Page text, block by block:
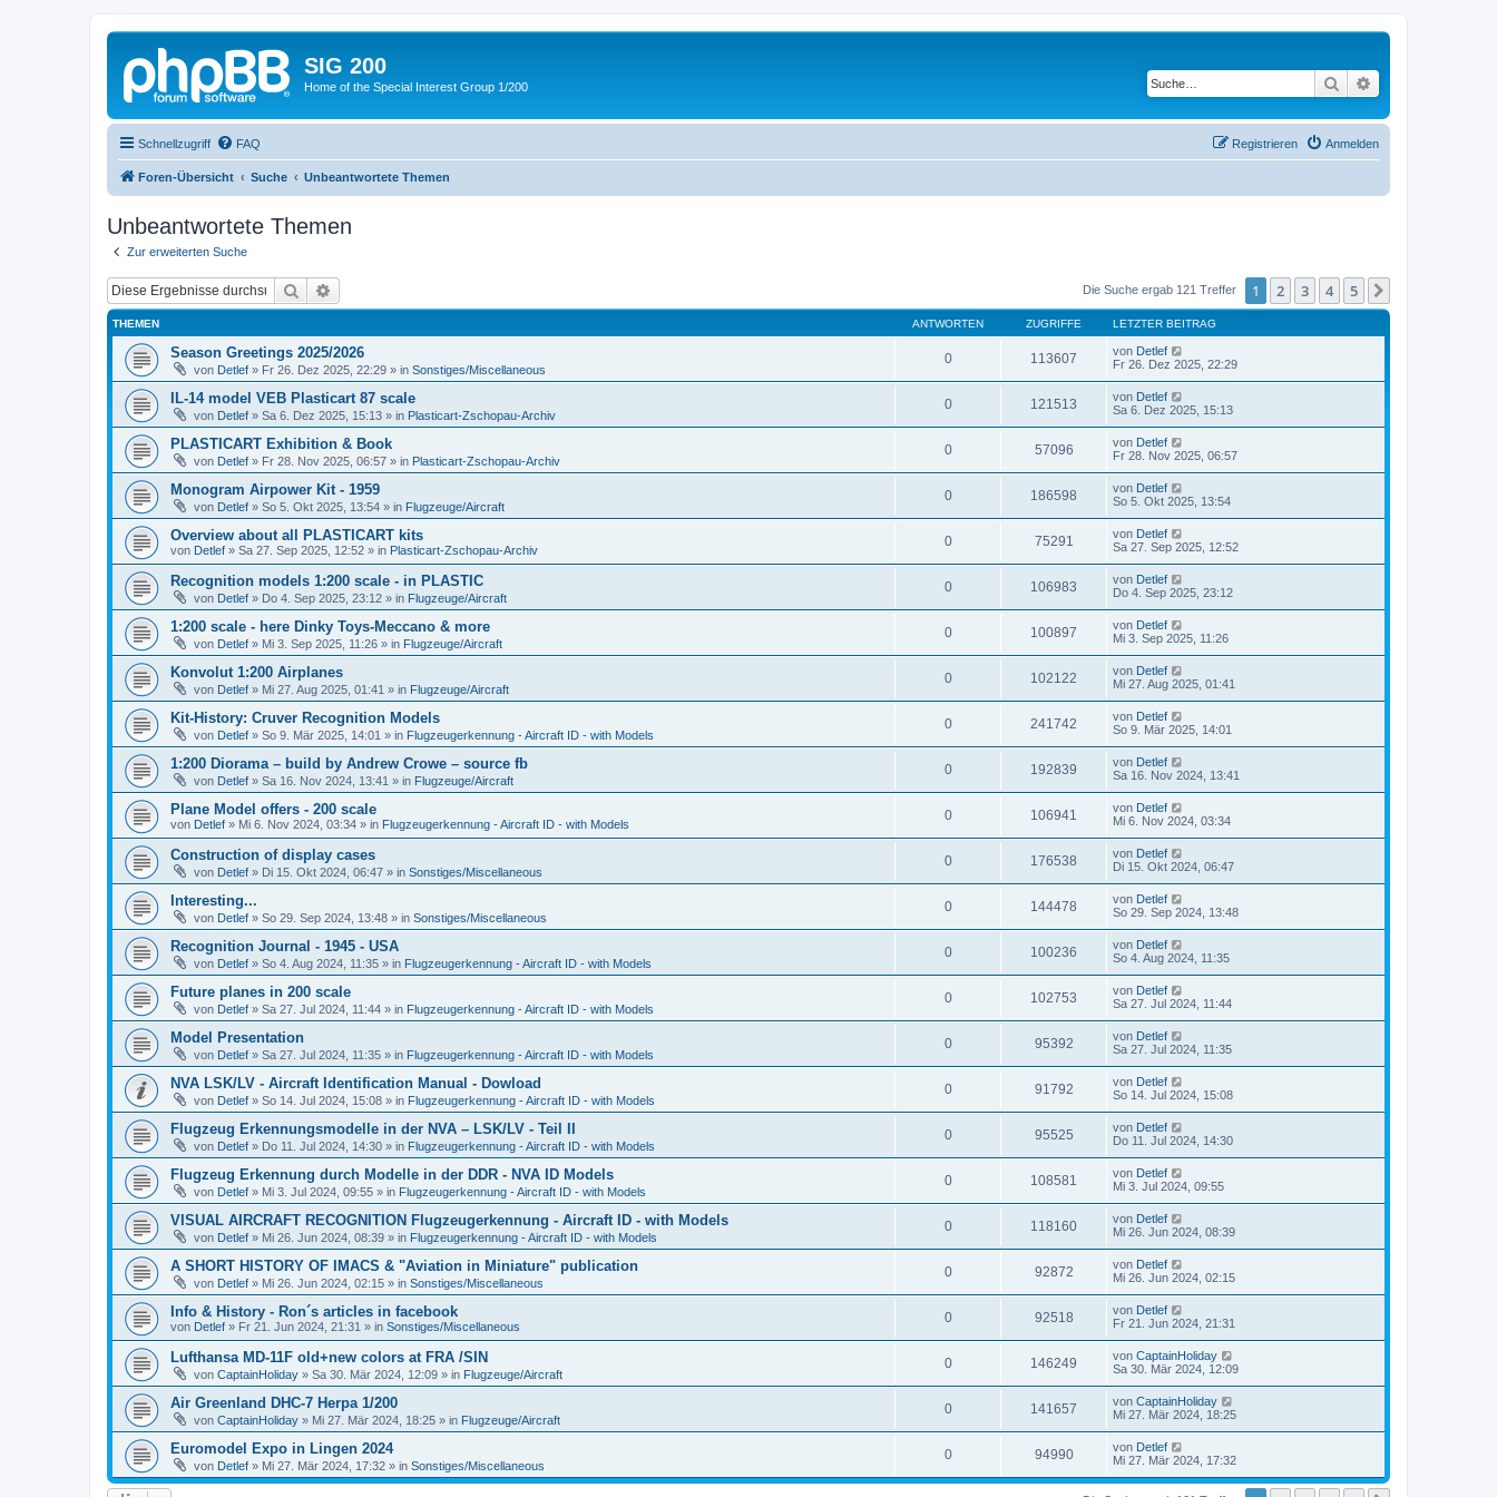
SIG 200
Home of the Special Interest Group 1/200 Suche
Schnellzugriff FAQ Anmelden
Registrieren
Foren-Übersicht Suche Unbeantwortete Themen
Unbeantwortete Themen
Zur erweiterten Suche
Suche Die Suche ergab 121 Treffer 1 2 3 4 5
THEMEN ANTWORTEN ZUGRIFFE LETZTER BEITRAG
Season Greetings 2025/2026
von Detlef » Fr 26. Dez 2025, 22:29 » in Sonstiges/Miscellaneous
0 113607 von Detlef
Fr 26. Dez 2025, 22:29
IL-14 model VEB Plasticart 87 scale
von Detlef » Sa 6. Dez 2025, 15:13 » in Plasticart-Zschopau-Archiv
0 121513 von Detlef
Sa 6. Dez 2025, 15:13
PLASTICART Exhibition & Book
von Detlef » Fr 28. Nov 2025, 06:57 » in Plasticart-Zschopau-Archiv
0 57096 von Detlef
Fr 28. Nov 2025, 06:57
Monogram Airpower Kit - 1959
von Detlef » So 5. Okt 2025, 13:54 » in Flugzeuge/Aircraft
0 186598 von Detlef
So 5. Okt 2025, 13:54
Overview about all PLASTICART kits
von Detlef » Sa 27. Sep 2025, 12:52 » in Plasticart-Zschopau-Archiv
0 75291 von Detlef
Sa 27. Sep 2025, 12:52
Recognition models 1:200 scale - in PLASTIC
von Detlef » Do 4. Sep 2025, 23:12 » in Flugzeuge/Aircraft
0 106983 von Detlef
Do 4. Sep 2025, 23:12
1:200 scale - here Dinky Toys-Meccano & more
von Detlef » Mi 3. Sep 2025, 11:26 » in Flugzeuge/Aircraft
0 100897 von Detlef
Mi 3. Sep 2025, 11:26
Konvolut 1:200 Airplanes
von Detlef » Mi 27. Aug 2025, 01:41 » in Flugzeuge/Aircraft
0 102122 von Detlef
Mi 27. Aug 2025, 01:41
Kit-History: Cruver Recognition Models
von Detlef » So 9. Mär 2025, 14:01 » in Flugzeugerkennung - Aircraft ID - with Models
0 241742 von Detlef
So 9. Mär 2025, 14:01
1:200 Diorama – build by Andrew Crowe – source fb
von Detlef » Sa 16. Nov 2024, 13:41 » in Flugzeuge/Aircraft
0 192839 von Detlef
Sa 16. Nov 2024, 13:41
Plane Model offers - 200 scale
von Detlef » Mi 6. Nov 2024, 03:34 » in Flugzeugerkennung - Aircraft ID - with Models
0 106941 von Detlef
Mi 6. Nov 2024, 03:34
Construction of display cases
von Detlef » Di 15. Okt 2024, 06:47 » in Sonstiges/Miscellaneous
0 176538 von Detlef
Di 15. Okt 2024, 06:47
Interesting...
von Detlef » So 29. Sep 2024, 13:48 » in Sonstiges/Miscellaneous
0 144478 von Detlef
So 29. Sep 2024, 13:48
Recognition Journal - 1945 - USA
von Detlef » So 4. Aug 2024, 11:35 » in Flugzeugerkennung - Aircraft ID - with Models
0 100236 von Detlef
So 4. Aug 2024, 11:35
Future planes in 200 scale
von Detlef » Sa 27. Jul 2024, 11:44 » in Flugzeugerkennung - Aircraft ID - with Models
0 102753 von Detlef
Sa 27. Jul 2024, 11:44
Model Presentation
von Detlef » Sa 27. Jul 2024, 11:35 » in Flugzeugerkennung - Aircraft ID - with Models
0 95392 von Detlef
Sa 27. Jul 2024, 11:35
NVA LSK/LV - Aircraft Identification Manual - Dowload
von Detlef » So 14. Jul 2024, 15:08 » in Flugzeugerkennung - Aircraft ID - with Models
0 91792 von Detlef
So 14. Jul 2024, 15:08
Flugzeug Erkennungsmodelle in der NVA – LSK/LV - Teil II
von Detlef » Do 11. Jul 2024, 14:30 » in Flugzeugerkennung - Aircraft ID - with Models
0 95525 von Detlef
Do 11. Jul 2024, 14:30
Flugzeug Erkennung durch Modelle in der DDR - NVA ID Models
von Detlef » Mi 3. Jul 2024, 09:55 » in Flugzeugerkennung - Aircraft ID - with Models
0 108581 von Detlef
Mi 3. Jul 2024, 09:55
VISUAL AIRCRAFT RECOGNITION Flugzeugerkennung - Aircraft ID - with Models
von Detlef » Mi 26. Jun 2024, 08:39 » in Flugzeugerkennung - Aircraft ID - with Models
0 118160 von Detlef
Mi 26. Jun 2024, 08:39
A SHORT HISTORY OF IMACS & "Aviation in Miniature" publication
von Detlef » Mi 26. Jun 2024, 02:15 » in Sonstiges/Miscellaneous
0 92872 von Detlef
Mi 26. Jun 2024, 02:15
Info & History - Ron´s articles in facebook
von Detlef » Fr 21. Jun 2024, 21:31 » in Sonstiges/Miscellaneous
0 92518 von Detlef
Fr 21. Jun 2024, 21:31
Lufthansa MD-11F old+new colors at FRA /SIN
von CaptainHoliday » Sa 30. Mär 2024, 12:09 » in Flugzeuge/Aircraft
0 146249 von CaptainHoliday
Sa 30. Mär 2024, 12:09
Air Greenland DHC-7 Herpa 1/200
von CaptainHoliday » Mi 27. Mär 2024, 18:25 » in Flugzeuge/Aircraft
0 141657 von CaptainHoliday
Mi 27. Mär 2024, 18:25
Euromodel Expo in Lingen 2024
von Detlef » Mi 27. Mär 2024, 17:32 » in Sonstiges/Miscellaneous
0 94990 von Detlef
Mi 27. Mär 2024, 17:32